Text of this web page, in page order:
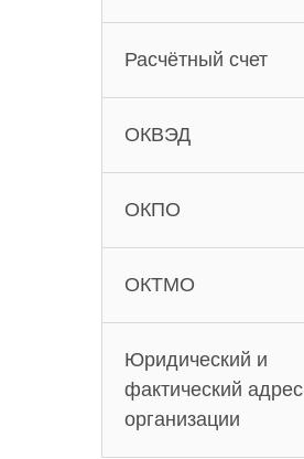
Расчётный счет
ОКВЭД
ОКПО
ОКТМО
Юридический и
фактический адрес
организации